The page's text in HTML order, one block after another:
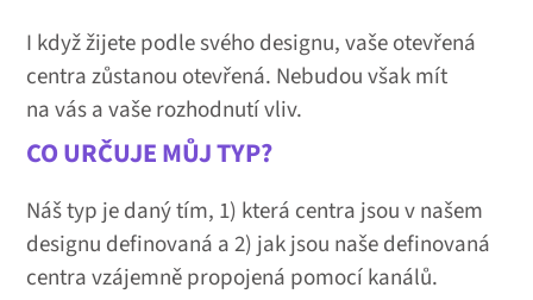
I když žijete podle svého designu, vaše otevřená
centra zůstanou otevřená. Nebudou však mít
na vás a vaše rozhodnutí vliv.
CO URČUJE MŮJ TYP?
Náš typ je daný tím, 1) která centra jsou v našem
designu definovaná a 2) jak jsou naše definovaná
centra vzájemně propojená pomocí kanálů.